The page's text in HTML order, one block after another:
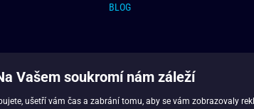
BLOG
Vašem soukromí nám záleží
ušetří vám čas a zabrání tomu, aby se vám zobrazovaly